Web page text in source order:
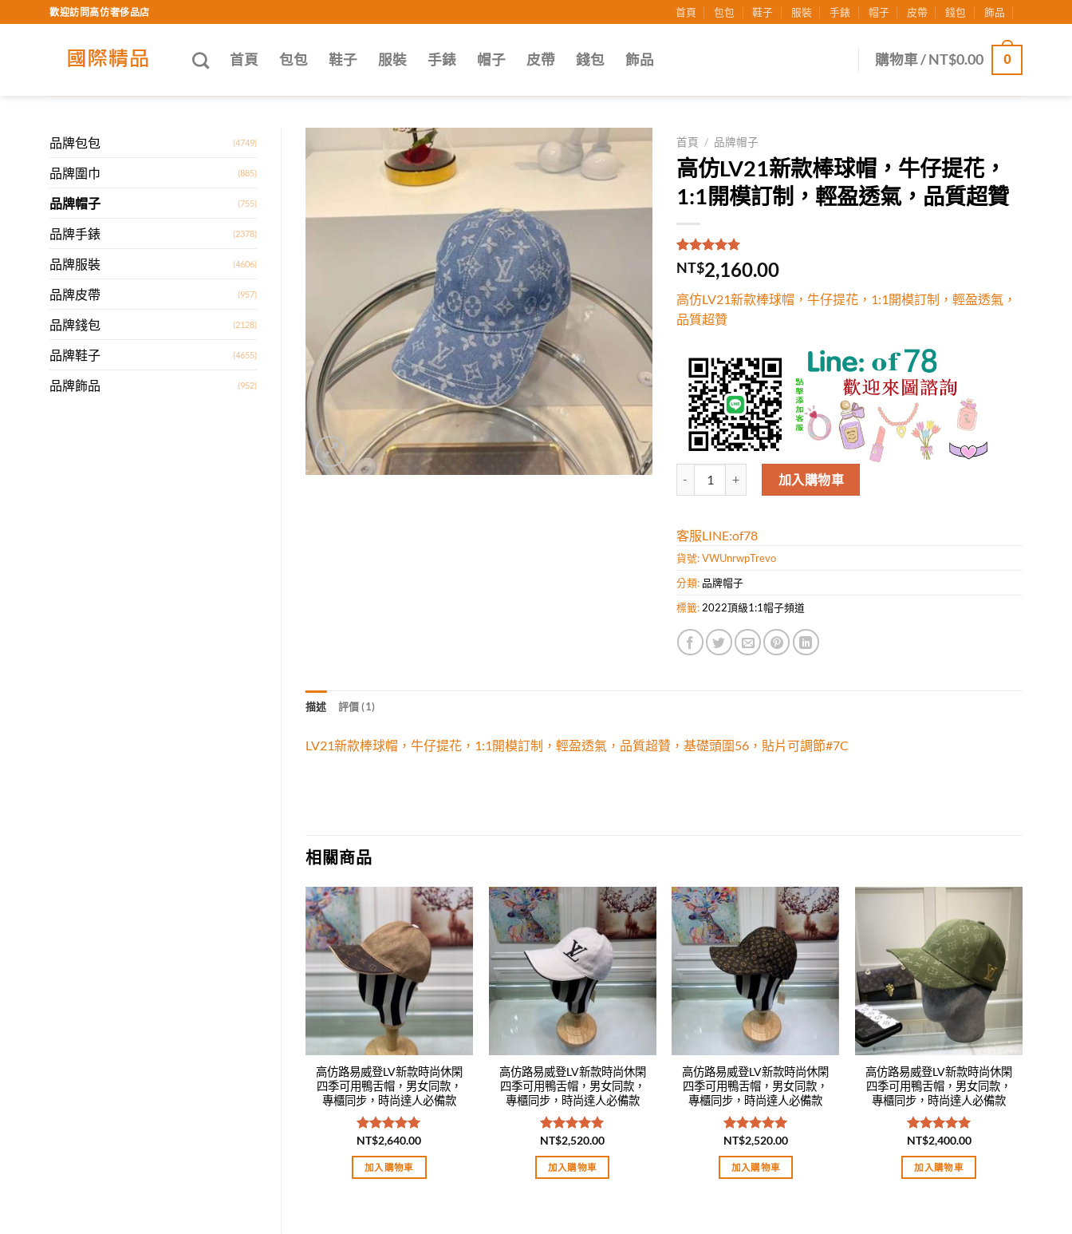
to
歡迎訪問高仿奢侈品店 首頁 包包 鞋子 服裝 手錶 帽子 皮帶 錢包 飾品
首頁 包包 鞋子 服裝 手錶 帽子 皮帶 錢包 飾品 購物車 /NT$0.00 0
品牌包包 (4749)
品牌圍巾 (885)
品牌帽子 (755)
品牌手錶 (2378)
品牌服裝 (4606)
品牌皮帶 (957)
品牌錢包 (2128)
品牌鞋子 (4655)
品牌飾品 (952)
Add to
首頁 / 品牌帽子
高仿LV21新款棒球帽，牛仔提花，
1:1開模訂制，輕盈透氣，品質超贊
評分5.00 /
5，已有
1
位
分
NT$2,160.00
高仿LV21新款棒球帽，牛仔提花，1:1開模訂制，輕盈透氣，
品質超贊
高仿LV21新款棒球帽，牛仔提花，1:1開模訂制，輕盈透氣，品質超贊 數量
加入購物車
客服LINE:of78
貨號:VWUnrwpTrevo
分類: 品牌帽子
標籤: 2022頂級1:1帽子頻道
描述 評價 (1)
LV21新款棒球帽，牛仔提花，1:1開模訂制，輕盈透氣，品質超贊，基礎頭圍56，貼片可調節#7C
相關商品
Add to
wishlist
高仿路易威登LV新款時尚休閑
四季可用鴨舌帽，男女同款，
專櫃同步，時尚達人必備款
評分5.00
滿分 5
NT$2,640.00
加入購物車
Add to
wishlist
高仿路易威登LV新款時尚休閑
四季可用鴨舌帽，男女同款，
專櫃同步，時尚達人必備款
評分5.00
滿分 5
NT$2,520.00
加入購物車
Add to
wishlist
高仿路易威登LV新款時尚休閑
四季可用鴨舌帽，男女同款，
專櫃同步，時尚達人必備款
評分5.00
滿分 5
NT$2,520.00
加入購物車
Add to
wishlist
高仿路易威登LV新款時尚休閑
四季可用鴨舌帽，男女同款，
專櫃同步，時尚達人必備款
評分5.00
滿分 5
NT$2,400.00
加入購物車